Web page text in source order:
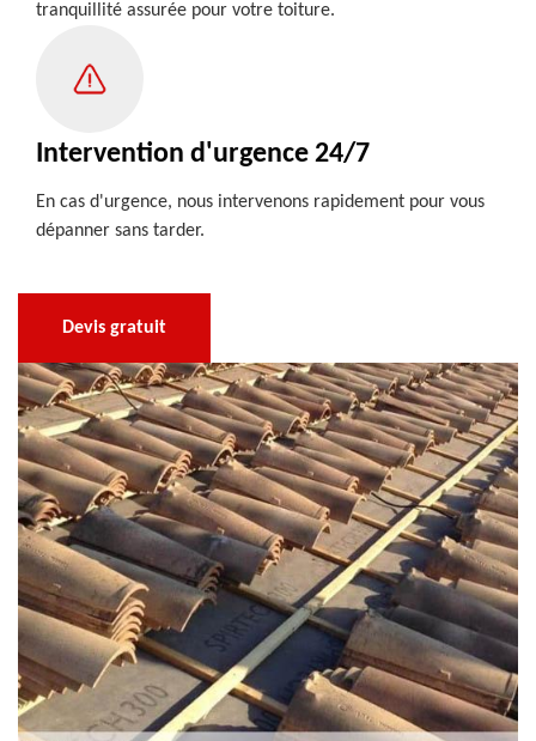
tranquillité assurée pour votre toiture.
Intervention d'urgence 24/7
En cas d'urgence, nous intervenons rapidement pour vous
dépanner sans tarder.
Devis gratuit